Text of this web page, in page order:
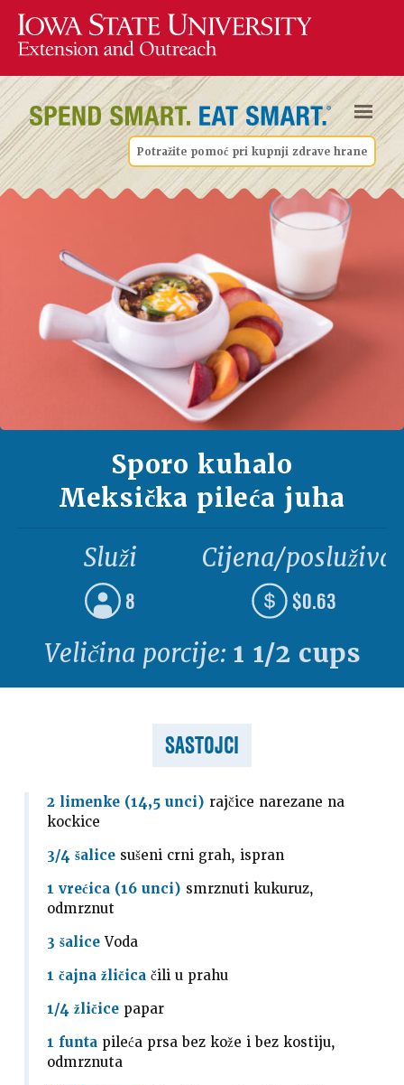
Potražite pomoć pri kupnji zdrave hrane
Sporo kuhalo
Meksička pileća juha
Služi
8
Cijena/
$0.63
Veličina porcije: 1 1/2 cups
SASTOJCI
2 limenke (14,5 unci) rajčice narezane na
kockice
3/4 šalice sušeni crni grah, ispran
1 vrećica (16 unci) smrznuti kukuruz,
odmrznut
3 šalice Voda
1 čajna žličica čili u prahu
1/4 žličice papar
1 funta pileća prsa bez kože i bez kostiju,
odmrznuta